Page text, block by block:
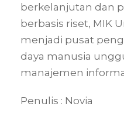
berkelanjutan dan
berbasis riset, MIK
menjadi pusat
daya manusia
manajemen
Penulis : Novia